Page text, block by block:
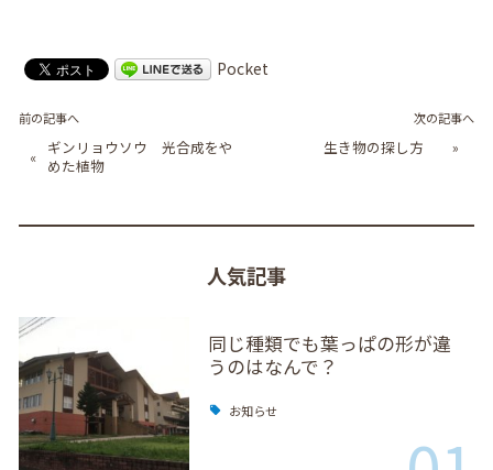
Pocket
前の記事へ
« ギンリョウソウ 光合成をや
めた植物
次の記事へ
生き物の探し方 »
人気記事
同じ種類でも葉っぱの形が違
うのはなんで？
お知らせ